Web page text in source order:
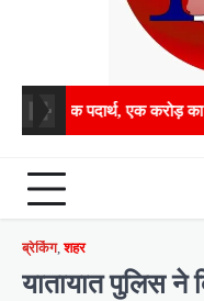
एक करोड़ का गांजा बरामद
ब्रेकिंग,शहर
यातायात पुलिस ने